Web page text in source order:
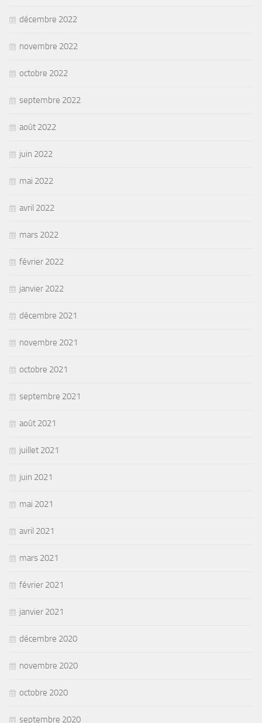
décembre 2022
novembre 2022
octobre 2022
septembre 2022
août 2022
juin 2022
mai 2022
avril 2022
mars 2022
février 2022
janvier 2022
décembre 2021
novembre 2021
octobre 2021
septembre 2021
août 2021
juillet 2021
juin 2021
mai 2021
avril 2021
mars 2021
février 2021
janvier 2021
décembre 2020
novembre 2020
octobre 2020
septembre 2020